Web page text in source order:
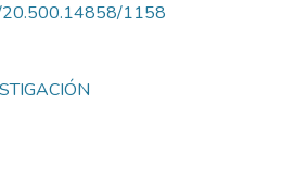
20.500.14858/1158